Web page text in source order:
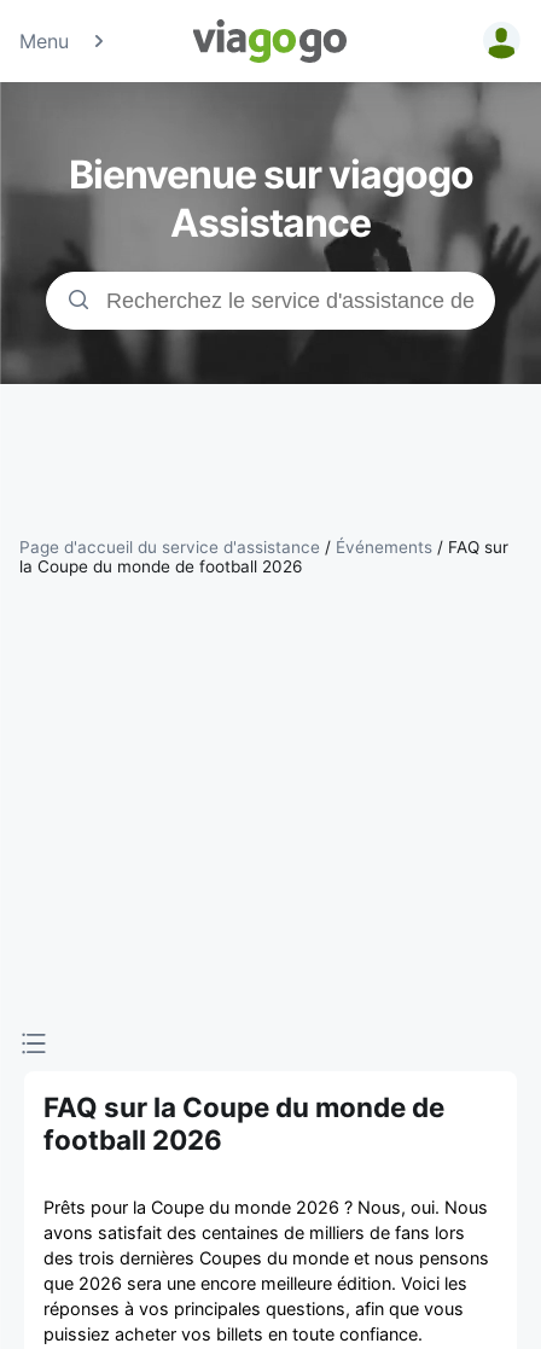
Menu
Billets -
Billet pour
concerts,
événements
sportifs et
théâtre |
d'achat et
Bienvenue sur viagogo
Assistance
Page d'accueil du service d'assistance / Événements / FAQ sur
la Coupe du monde de football 2026
FAQ sur la Coupe du monde de
football 2026
Prêts pour la Coupe du monde 2026 ? Nous, oui. Nous
avons satisfait des centaines de milliers de fans lors
des trois dernières Coupes du monde et nous pensons
que 2026 sera une encore meilleure édition. Voici les
réponses à vos principales questions, afin que vous
puissiez acheter vos billets en toute confiance.